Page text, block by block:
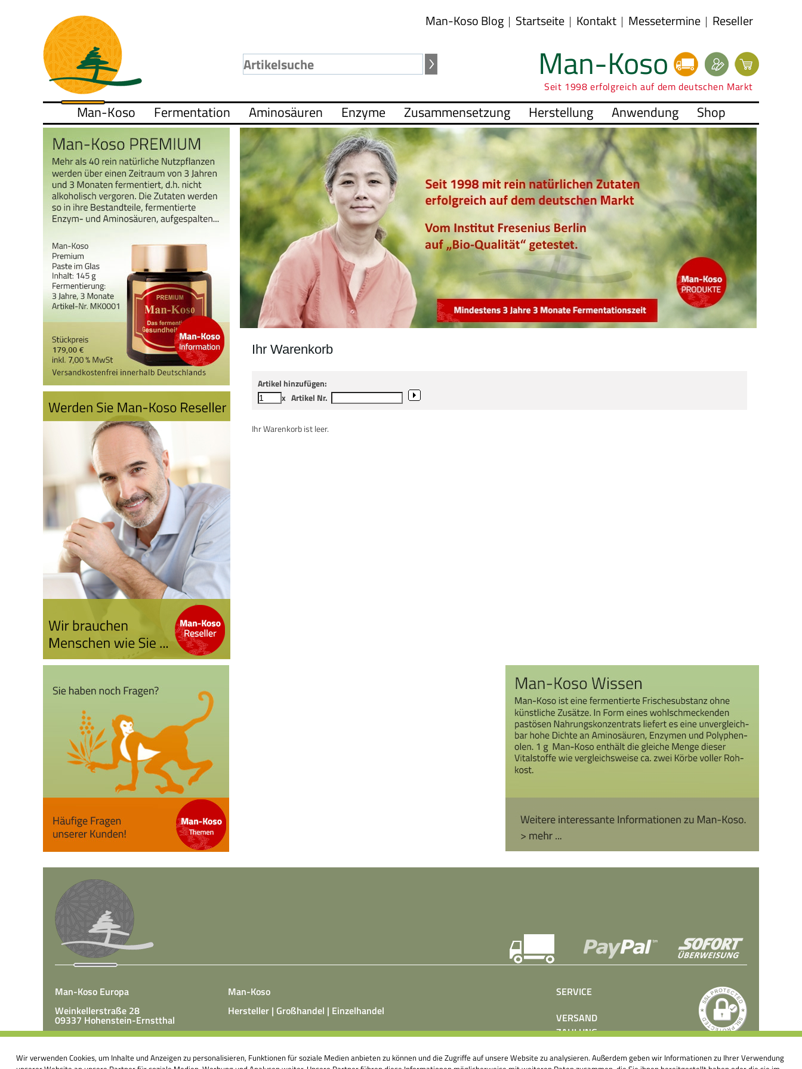
Man-Koso Blog Startseite Kontakt Messetermine Reseller
Man-Koso
Seit 1998 erfolgreich auf dem deutschen Markt
Man-Koso Fermentation Aminosäuren Enzyme Zusammensetzung Herstellung Anwendung Shop
Ihr Warenkorb
Artikel hinzufügen:
x Artikel Nr.
Ihr Warenkorb ist leer.
Man-Koso Europa
Weinkellerstraße 28
09337 Hohenstein-Ernstthal
Tel.: +49(0)3723 65 89 50
Man-Koso
Hersteller | Großhandel | Einzelhandel
unter Zusatz von Hefepilzen, Milchsäurebakterien in klimatisierten
SERVICE
VERSAND
ZAHLUNG
PRESSE
Wir verwenden Cookies, um Inhalte und Anzeigen zu personalisieren, Funktionen für soziale Medien anbieten zu können und die Zugriffe auf unsere Website zu analysieren. Außerdem geben wir Informationen zu Ihrer Verwendung